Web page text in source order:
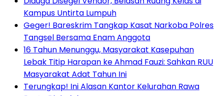
Kampus Untirta Lumpuh
Geger! Bareskrim Tangkap Kasat Narkoba Polres
Tangsel Bersama Enam Anggota
16 Tahun Menunggu, Masyarakat Kasepuhan
Lebak Titip Harapan ke Ahmad Fauzi: Sahkan RUU
Masyarakat Adat Tahun Ini
Terungkap! Ini Alasan Kantor Kelurahan Rawa